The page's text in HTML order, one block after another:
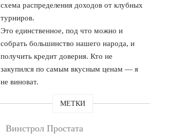
схема распределения доходов от клубных
турниров.
Это единственное, под что можно и
собрать большинство нашего народа, и
получить кредит доверия. Кто не
закупился по самым вкусным ценам — я
не виноват.
МЕТКИ
Винстрол Простата